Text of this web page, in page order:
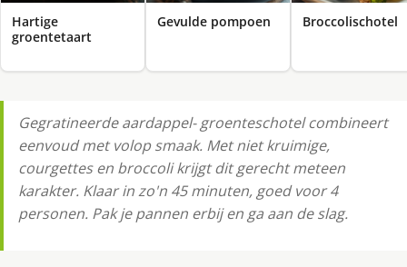
Hartige
groentetaart
Gevulde pompoen Broccolischotel
Gegratineerde aardappel- groenteschotel combineert
eenvoud met volop smaak. Met niet kruimige,
courgettes en broccoli krijgt dit gerecht meteen
karakter. Klaar in zo'n 45 minuten, goed voor 4
personen. Pak je pannen erbij en ga aan de slag.